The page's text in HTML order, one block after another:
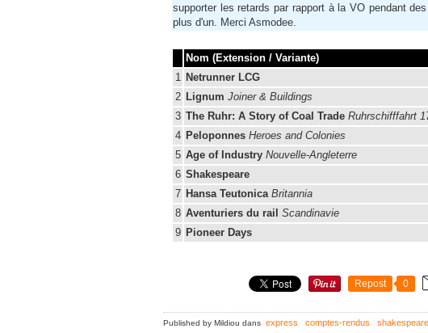
supporter les retards par rapport à la VO pendant
plus d'un. Merci Asmodee.
Nom (Extension / Variante)
1 Netrunner LCG
2 Lignum Joiner & Buildings
3 The Ruhr: A Story of Coal Trade Ruhrschifffahrt
4 Peloponnes Heroes and Colonies
5 Age of Industry Nouvelle-Angleterre
6 Shakespeare
7 Hansa Teutonica Britannia
8 Aventuriers du rail Scandinavie
9 Pioneer Days
Repost 0
Published by Mildiou dans express comptes-rendus shakespeare